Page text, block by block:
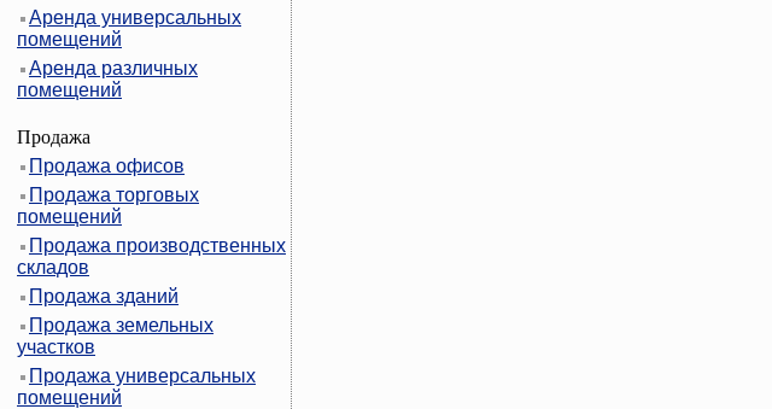
Аренда универсальных
помещений
Аренда различных
помещений
Продажа
Продажа офисов
Продажа торговых
помещений
Продажа производственных
складов
Продажа зданий
Продажа земельных
участков
Продажа универсальных
помещений